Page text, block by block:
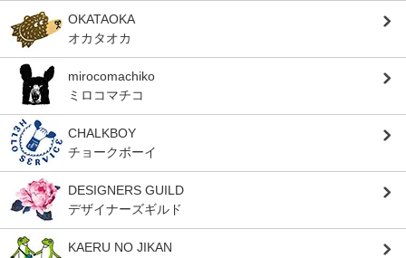
OKATAOKA
オカタオカ
mirocomachiko
ミロコマチコ
CHALKBOY
チョークボーイ
DESIGNERS GUILD
デザイナーズギルド
KAERU NO JIKAN